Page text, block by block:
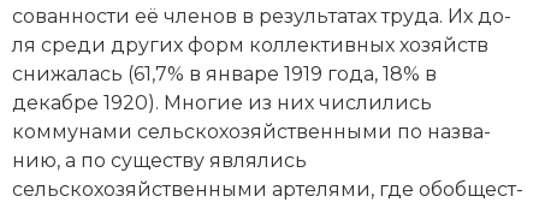
со­ван­но­сти её чле­нов в ре­зуль­та­тах тру­да. Их до­
ля сре­ди других форм кол­лек­тив­ных хо­зяйств
сни­жа­лась (61,7% в январе 1919 года, 18% в
декабре 1920). Мно­гие из них чис­ли­лись
коммунами сельскохозяйственными по на­зва­
нию, а по су­ще­ст­ву яв­ля­лись
сельскохозяйственными ар­те­ля­ми, где обоб­ще­ст­